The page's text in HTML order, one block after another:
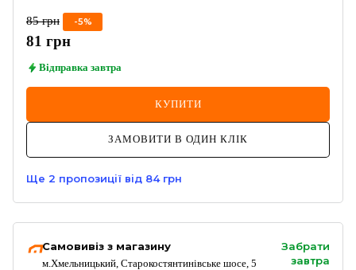
85 грн -5%
81 грн
Відправка завтра
КУПИТИ
ЗАМОВИТИ В ОДИН КЛІК
Ще 2 пропозиції від 84 грн
Самовивіз з магазину
м.Хмельницький, Старокостянтинівське шосе, 5
Забрати
завтра